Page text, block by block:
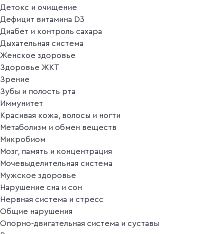
Детокс и очищение
Дефицит витамина D3
Диабет и контроль сахара
Дыхательная система
Женское здоровье
Здоровье ЖКТ
Зрение
Зубы и полость рта
Иммунитет
Красивая кожа, волосы и ногти
Метаболизм и обмен веществ
Микробиом
Мозг, память и концентрация
Мочевыделительная система
Мужское здоровье
Нарушение сна и сон
Нервная система и стресс
Общие нарушения
Опорно-двигательная система и суставы